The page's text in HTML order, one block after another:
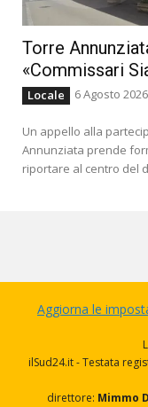
Torre
«Commissari
Locale 6 Agosto 2026
Un appello alla
Annunziata prende
riportare al centro del
Aggiorna le
ilSud24.it - Testata
direttore: Mimmo